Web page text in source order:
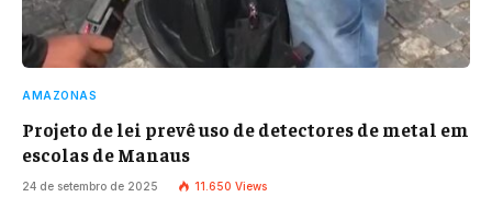
AMAZONAS
Projeto de lei prevê uso de detectores de metal em
escolas de Manaus
24 de setembro de 2025 11.650 Views